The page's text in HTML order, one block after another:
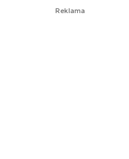
Reklama